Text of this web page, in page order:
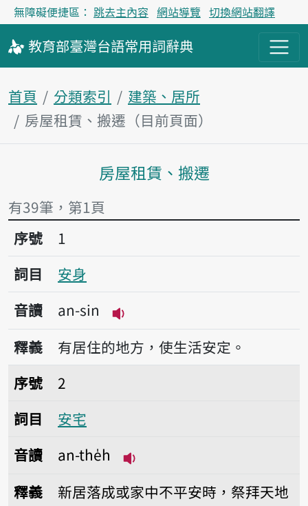
無障礙便捷區： 跳去主內容 網站導覽 切換網站翻譯
教育部臺灣台語常用詞辭典
首頁 分類索引
建築、居所
房屋租賃、搬遷（目前頁面）
主內容區塊
房屋租賃、搬遷
有39筆，第1頁
序號1安身
序號
1
詞目
安身
音讀
an-sin
播放音讀an-sin
釋義
有居住的地方，使生活安定。
序號2安宅
序號
2
詞目
安宅
音讀
an-the̍h
釋義
新居落成或家中不平安時，祭拜天地